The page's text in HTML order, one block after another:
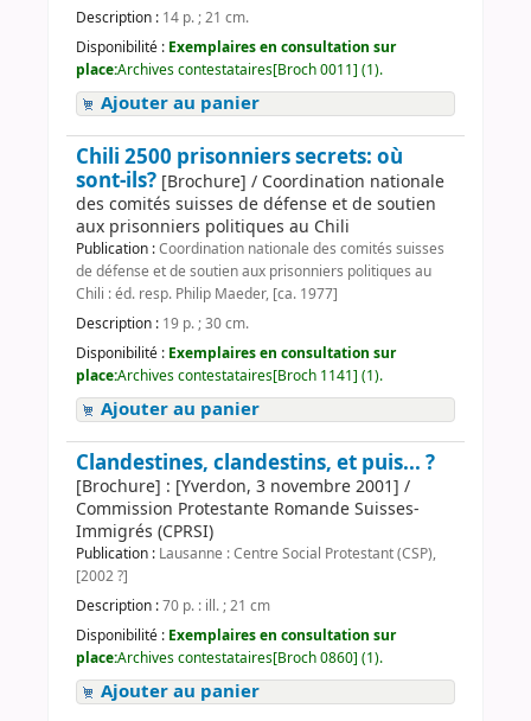
Description : 14 p. ; 21 cm.
Disponibilité : Exemplaires en consultation sur
place:Archives contestataires[Broch 0011] (1).
Ajouter au panier
Chili 2500 prisonniers secrets: où
sont-ils? [Brochure] / Coordination nationale
des comités suisses de défense et de soutien
aux prisonniers politiques au Chili
Publication :Coordination nationale des comités suisses
de défense et de soutien aux prisonniers politiques au
Chili : éd. resp. Philip Maeder, [ca. 1977]
Description : 19 p. ; 30 cm.
Disponibilité : Exemplaires en consultation sur
place:Archives contestataires[Broch 1141] (1).
Ajouter au panier
Clandestines, clandestins, et puis... ?
[Brochure] : [Yverdon, 3 novembre 2001] /
Commission Protestante Romande Suisses-
Immigrés (CPRSI)
Publication : Lausanne : Centre Social Protestant (CSP),
[2002 ?]
Description :70 p. : ill. ; 21 cm
Disponibilité : Exemplaires en consultation sur
place:Archives contestataires[Broch 0860] (1).
Ajouter au panier